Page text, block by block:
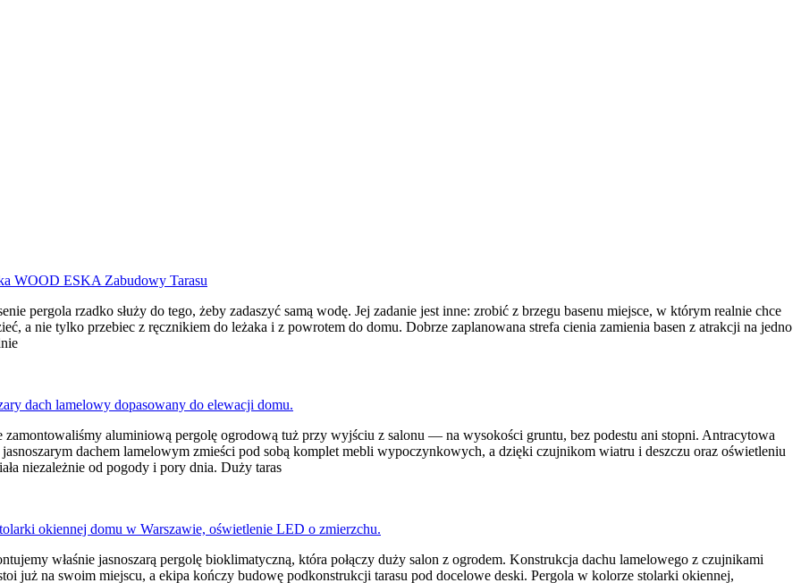
pergola rzadko służy do tego, żeby zadaszyć samą wodę. Jej zadanie jest inne: zrobić z brzegu basenu miejsce, w którym realnie chce
a nie tylko przebiec z ręcznikiem do leżaka i z powrotem do domu. Dobrze zaplanowana strefa cienia zamienia basen z atrakcji na jedno
zamontowaliśmy aluminiową pergolę ogrodową tuż przy wyjściu z salonu — na wysokości gruntu, bez podestu ani stopni. Antracytowa
dachem lamelowym zmieści pod sobą komplet mebli wypoczynkowych, a dzięki czujnikom wiatru i deszczu oraz oświetleniu
niezależnie od pogody i pory dnia. Duży taras
właśnie jasnoszarą pergolę bioklimatyczną, która połączy duży salon z ogrodem. Konstrukcja dachu lamelowego z czujnikami
już na swoim miejscu, a ekipa kończy budowę podkonstrukcji tarasu pod docelowe deski. Pergola w kolorze stolarki okiennej,